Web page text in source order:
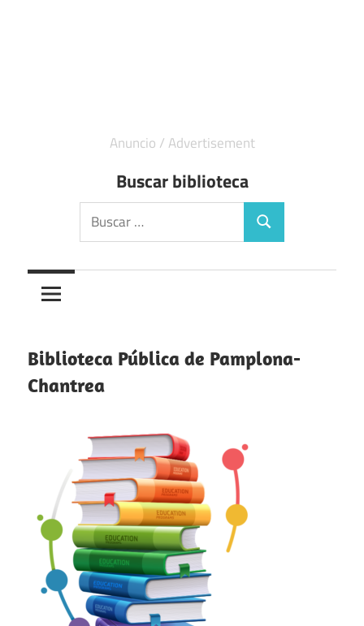
Buscar biblioteca
Buscar:
Buscar
Biblioteca Pública de Pamplona-
Chantrea